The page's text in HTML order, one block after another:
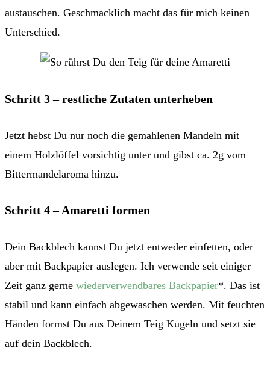
austauschen. Geschmacklich macht das für mich keinen
Unterschied.
Schritt 3 – restliche Zutaten unterheben
Jetzt hebst Du nur noch die gemahlenen Mandeln mit
einem Holzlöffel vorsichtig unter und gibst ca. 2g vom
Bittermandelaroma hinzu.
Schritt 4 – Amaretti formen
Dein Backblech kannst Du jetzt entweder einfetten, oder
aber mit Backpapier auslegen. Ich verwende seit einiger
Zeit ganz gerne wiederverwendbares Backpapier*. Das ist
stabil und kann einfach abgewaschen werden. Mit feuchten
Händen formst Du aus Deinem Teig Kugeln und setzt sie
auf dein Backblech.